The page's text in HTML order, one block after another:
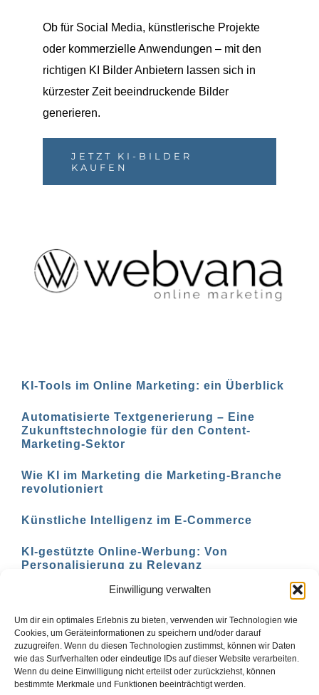
Einwilligung verwalten
Um dir ein optimales Erlebnis zu bieten, verwenden wir Technologien wie
Cookies, um Geräteinformationen zu speichern und/oder darauf
zuzugreifen. Wenn du diesen Technologien zustimmst, können wir Daten
wie das Surfverhalten oder eindeutige IDs auf dieser Website verarbeiten.
Wenn du deine Einwilligung nicht erteilst oder zurückziehst, können
bestimmte Merkmale und Funktionen beeinträchtigt werden.
Ob für Social Media, künstlerische Projekte
oder kommerzielle Anwendungen – mit den
richtigen KI Bilder Anbietern lassen sich in
kürzester Zeit beeindruckende Bilder
generieren.
JETZT KI-BILDER
KAUFEN
KI-Tools im Online Marketing: ein Überblick
Automatisierte Textgenerierung – Eine
Zukunftstechnologie für den Content-
Marketing-Sektor
Wie KI im Marketing die Marketing-Branche
revolutioniert
Künstliche Intelligenz im E-Commerce
KI-gestützte Online-Werbung: Von
Personalisierung zu Relevanz
KI-basierte Marketing-Analyse: Verstehen Sie
Zurück 1 2 3 Vor